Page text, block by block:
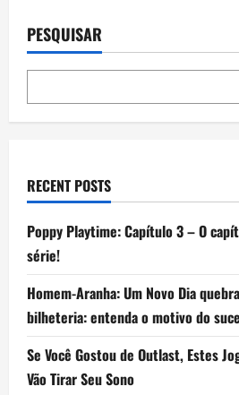
simples
para
posts
PESQUISAR
RECENT POSTS
Poppy Playtime: Capítulo 3 – O
série!
Homem-Aranha: Um Novo Dia
bilheteria: entenda o motivo do
Se Você Gostou de Outlast, Estes
Vão Tirar Seu Sono